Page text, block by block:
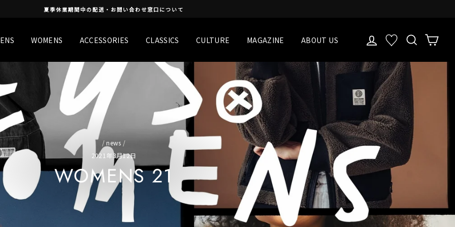
夏季休業期間中の配送・お問い合わせ窓口について
WOMENS ACCESSORIES CLASSICS CULTURE MAGAZINE ABOUT US LOG IN お気に入り一覧
検索
/ news /
2021年3月12日
WOMENS 21